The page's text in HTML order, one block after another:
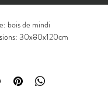
bois de mindi
30x80x120cm
peuvent présenter de
naturelles ou à la fabrication.